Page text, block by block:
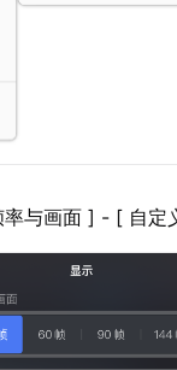
与画面 ] - [ 自定